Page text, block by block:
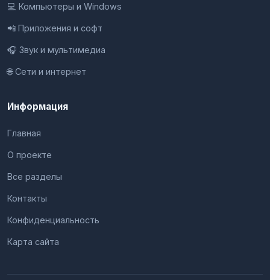
💻 Компьютеры и Windows
📲 Приложения и софт
🎧 Звук и мультимедиа
🌐 Сети и интернет
Информация
Главная
О проекте
Все разделы
Контакты
Конфиденциальность
Карта сайта